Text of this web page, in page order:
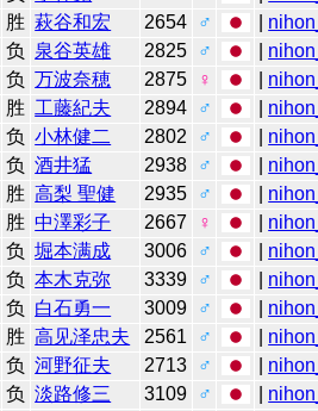
胜 萩谷和宏 2654 ♂
负 泉谷英雄 2825 ♂
负 万波奈穂 2875 ♀
胜 工藤紀夫 2894 ♂
负 小林健二 2802 ♂
负 酒井猛 2938 ♂
胜 高梨 聖健 2935 ♂
胜 中澤彩子 2667 ♀
负 堀本满成 3006 ♂
负 本木克弥 3339 ♂
负 白石勇一 3009 ♂
胜 高见泽忠夫 2561 ♂
负 河野征夫 2713 ♂
负 淡路修三 3109 ♂